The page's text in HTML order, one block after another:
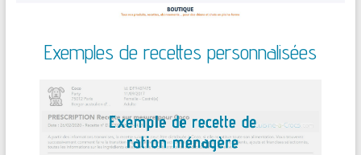
Exemples de recettes personnalisées